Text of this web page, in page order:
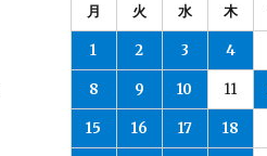
月 火 水 木
1 2 3 4
8 9 10 11
15 16 17 18